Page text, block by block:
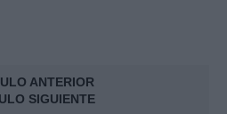
ANTERIOR
SIGUIENTE